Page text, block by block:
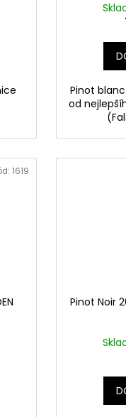
Pinot
od
1619
Pinot Noir